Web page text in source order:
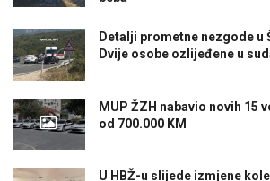
Detalji prometne nezgode u
Dvije osobe ozlijeđene u
MUP ŽZH nabavio novih 15
od 700.000 KM
U HBŽ-u slijede izmjene